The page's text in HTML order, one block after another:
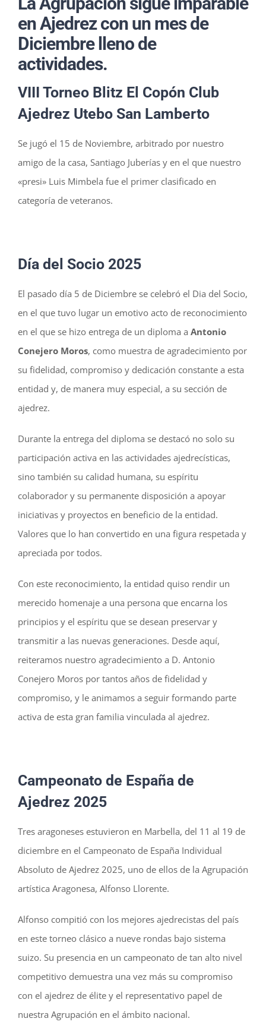
en Ajedrez con un mes de
Diciembre lleno de
actividades.
VIII Torneo Blitz El Copón Club
Ajedrez Utebo San Lamberto
Se jugó el 15 de Noviembre, arbitrado por nuestro
amigo de la casa, Santiago Juberías y en el que nuestro
«presi» Luis Mimbela fue el primer clasificado en
categoría de veteranos.
Día del Socio 2025
El pasado día 5 de Diciembre se celebró el Dia del Socio,
en el que tuvo lugar un emotivo acto de reconocimiento
en el que se hizo entrega de un diploma a Antonio
Conejero Moros, como muestra de agradecimiento por
su fidelidad, compromiso y dedicación constante a esta
entidad y, de manera muy especial, a su sección de
ajedrez.
Durante la entrega del diploma se destacó no solo su
participación activa en las actividades ajedrecísticas,
sino también su calidad humana, su espíritu
colaborador y su permanente disposición a apoyar
iniciativas y proyectos en beneficio de la entidad.
Valores que lo han convertido en una figura respetada y
apreciada por todos.
Con este reconocimiento, la entidad quiso rendir un
merecido homenaje a una persona que encarna los
principios y el espíritu que se desean preservar y
transmitir a las nuevas generaciones. Desde aquí,
reiteramos nuestro agradecimiento a D. Antonio
Conejero Moros por tantos años de fidelidad y
compromiso, y le animamos a seguir formando parte
activa de esta gran familia vinculada al ajedrez.
Campeonato de España de
Ajedrez 2025
Tres aragoneses estuvieron en Marbella, del 11 al 19 de
diciembre en el Campeonato de España Individual
Absoluto de Ajedrez 2025, uno de ellos de la Agrupación
artística Aragonesa, Alfonso Llorente.
Alfonso compitió con los mejores ajedrecistas del país
en este torneo clásico a nueve rondas bajo sistema
suizo. Su presencia en un campeonato de tan alto nivel
competitivo demuestra una vez más su compromiso
con el ajedrez de élite y el representativo papel de
nuestra Agrupación en el ámbito nacional.